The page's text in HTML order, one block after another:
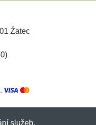
Žatec
služeb,